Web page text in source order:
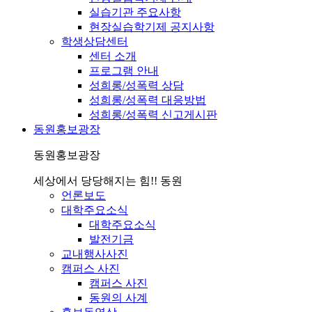
실습기관 주요사항
현장실습학기제 공지사항
학생상담센터
센터 소개
프로그램 안내
성희롱/성폭력 상담
성희롱/성폭력 대응방법
성희롱/성폭력 신고게시판
동원홍보광장
동원홍보광장
세상에서 당당해지는 힘!! 동원
언론보도
대학주요소식
대학주요소식
발전기금
교내행사사진
캠퍼스 사진
캠퍼스 사진
동원의 사계